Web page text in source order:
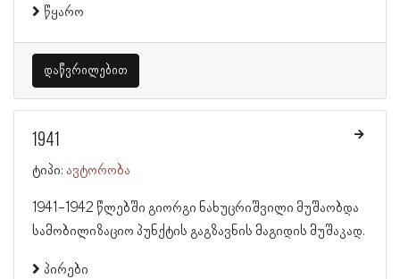
წყარო
დაწვრილებით
1941
ტიპი: ავტორობა
1941-1942 წლებში გიორგი ნახუცრიშვილი მუშაობდა
სამობილიზაციო პუნქტის გაგზავნის მაგიდის მუშაკად.
პირები